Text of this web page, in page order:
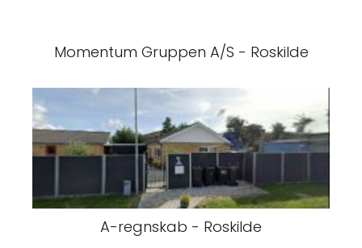
Momentum Gruppen A/S - Roskilde
A-regnskab - Roskilde